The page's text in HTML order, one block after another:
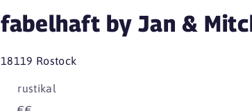
fabelhaft by Jan &
18119 Rostock
rustikal